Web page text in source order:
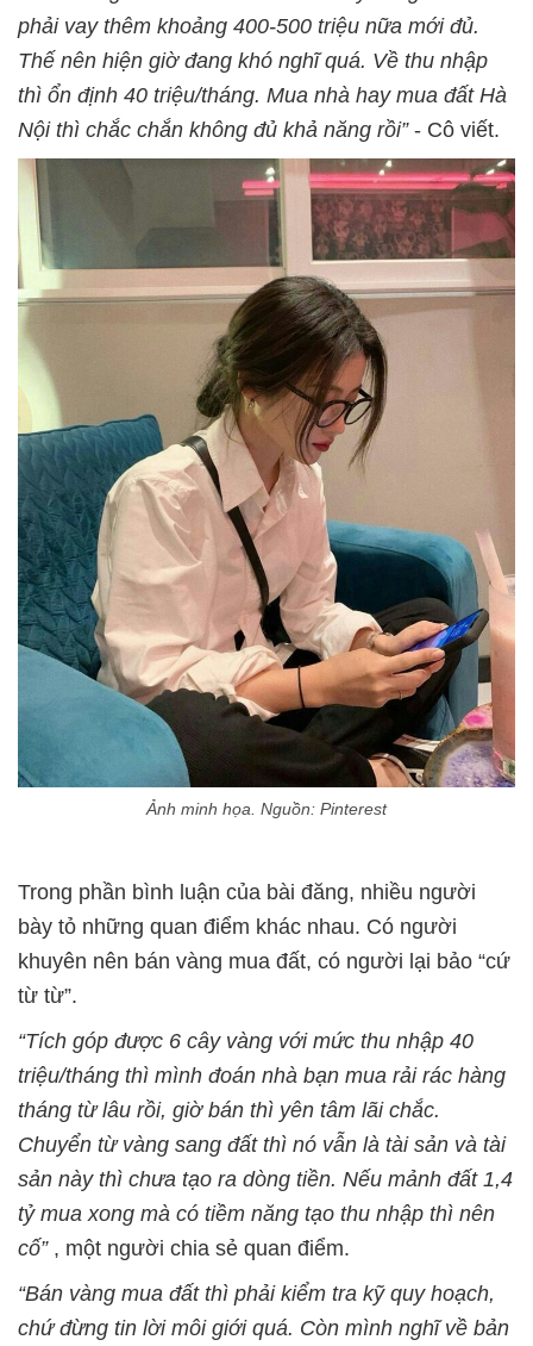
phải vay thêm khoảng 400-500 triệu nữa mới đủ.
Thế nên hiện giờ đang khó nghĩ quá. Về thu nhập
thì ổn định 40 triệu/tháng. Mua nhà hay mua đất Hà
Nội thì chắc chắn không đủ khả năng rồi” - Cô viết.
Ảnh minh họa. Nguồn: Pinterest
Trong phần bình luận của bài đăng, nhiều người
bày tỏ những quan điểm khác nhau. Có người
khuyên nên bán vàng mua đất, có người lại bảo “cứ
từ từ”.
“Tích góp được 6 cây vàng với mức thu nhập 40
triệu/tháng thì mình đoán nhà bạn mua rải rác hàng
tháng từ lâu rồi, giờ bán thì yên tâm lãi chắc.
Chuyển từ vàng sang đất thì nó vẫn là tài sản và tài
sản này thì chưa tạo ra dòng tiền. Nếu mảnh đất 1,4
tỷ mua xong mà có tiềm năng tạo thu nhập thì nên
cố” , một người chia sẻ quan điểm.
“Bán vàng mua đất thì phải kiểm tra kỹ quy hoạch,
chứ đừng tin lời môi giới quá. Còn mình nghĩ về bản